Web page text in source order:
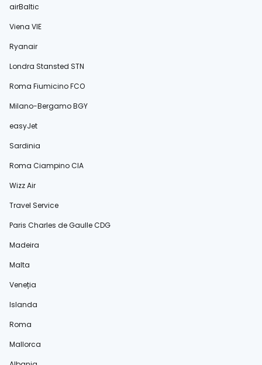
airBaltic
Viena VIE
Ryanair
Londra Stansted STN
Roma Fiumicino FCO
Milano-Bergamo BGY
easyJet
Sardinia
Roma Ciampino CIA
Wizz Air
Travel Service
Paris Charles de Gaulle CDG
Madeira
Malta
Veneția
Islanda
Roma
Mallorca